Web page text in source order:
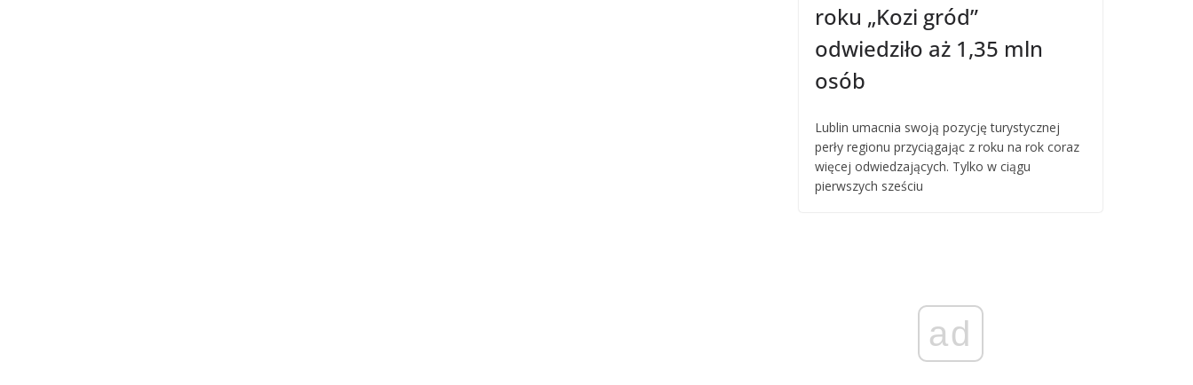
roku „Kozi gród”
odwiedziło aż 1,35 mln
osób
Lublin umacnia swoją pozycję turystycznej
perły regionu przyciągając z roku na rok coraz
więcej odwiedzających. Tylko w ciągu
pierwszych sześciu
ad